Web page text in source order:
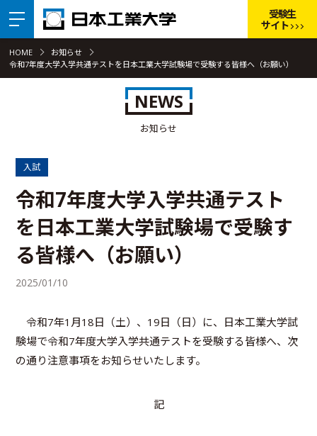
受験生
サイト
HOME
お知らせ
令和7年度大学入学共通テストを日本工業大学試験場で受験する皆様へ（お願い）
NEWS
お知らせ
入試
令和7年度大学入学共通テスト
を日本工業大学試験場で受験す
る皆様へ（お願い）
2025/01/10
令和7年1月18日（土）、19日（日）に、日本工業大学試
験場で令和7年度大学入学共通テストを受験する皆様へ、次
の通り注意事項をお知らせいたします。
記